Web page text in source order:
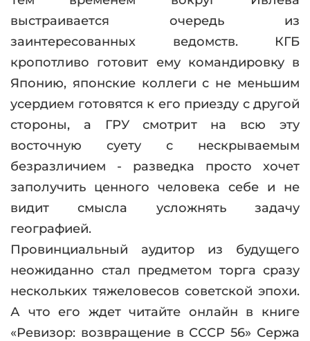
выстраивается очередь из
заинтересованных ведомств. КГБ
кропотливо готовит ему командировку в
Японию, японские коллеги с не меньшим
усердием готовятся к его приезду с другой
стороны, а ГРУ смотрит на всю эту
восточную суету с нескрываемым
безразличием - разведка просто хочет
заполучить ценного человека себе и не
видит смысла усложнять задачу
географией.
Провинциальный аудитор из будущего
неожиданно стал предметом торга сразу
нескольких тяжеловесов советской эпохи.
А что его ждет читайте онлайн в книге
«Ревизор: возвращение в СССР 56» Сержа